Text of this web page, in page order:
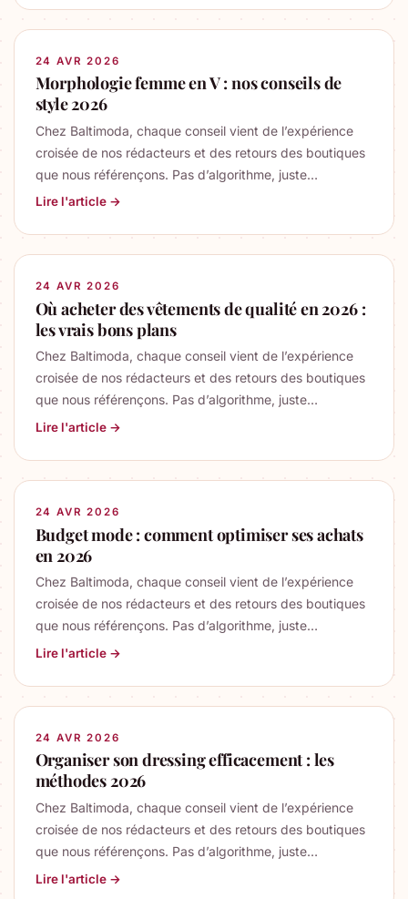
24 AVR 2026
Morphologie femme en V : nos conseils de
style 2026
Chez Baltimoda, chaque conseil vient de l’expérience
croisée de nos rédacteurs et des retours des boutiques
que nous référençons. Pas d’algorithme, juste…
Lire l'article →
24 AVR 2026
Où acheter des vêtements de qualité en 2026 :
les vrais bons plans
Chez Baltimoda, chaque conseil vient de l’expérience
croisée de nos rédacteurs et des retours des boutiques
que nous référençons. Pas d’algorithme, juste…
Lire l'article →
24 AVR 2026
Budget mode : comment optimiser ses achats
en 2026
Chez Baltimoda, chaque conseil vient de l’expérience
croisée de nos rédacteurs et des retours des boutiques
que nous référençons. Pas d’algorithme, juste…
Lire l'article →
24 AVR 2026
Organiser son dressing efficacement : les
méthodes 2026
Chez Baltimoda, chaque conseil vient de l’expérience
croisée de nos rédacteurs et des retours des boutiques
que nous référençons. Pas d’algorithme, juste…
Lire l'article →